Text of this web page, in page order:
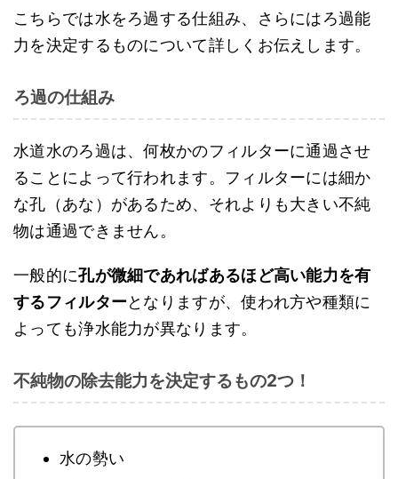
こちらでは水をろ過する仕組み、さらにはろ過能
力を決定するものについて詳しくお伝えします。
ろ過の仕組み
水道水のろ過は、何枚かのフィルターに通過させ
ることによって行われます。フィルターには細か
な孔（あな）があるため、それよりも大きい不純
物は通過できません。
一般的に孔が微細であればあるほど高い能力を有
するフィルターとなりますが、使われ方や種類に
よっても浄水能力が異なります。
不純物の除去能力を決定するもの2つ！
水の勢い